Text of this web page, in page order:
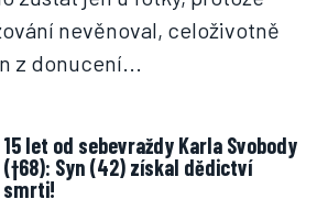
nevěnoval, celoživotně
z donucení...
15 let od sebevraždy Karla Svobody
(†68): Syn (42) získal dědictví
smrti!